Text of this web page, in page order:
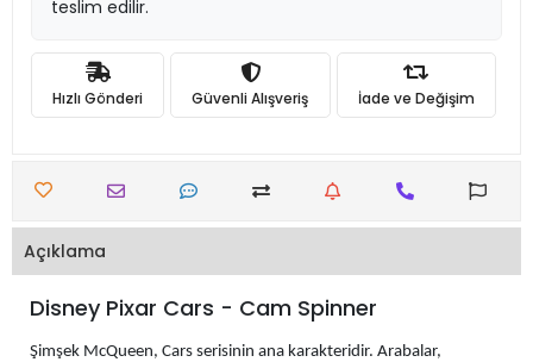
teslim edilir.
Hızlı Gönderi Güvenli Alışveriş İade ve Değişim
Açıklama
Disney Pixar Cars - Cam Spinner
Şimşek McQueen, Cars serisinin ana karakteridir. Arabalar,